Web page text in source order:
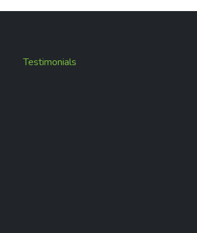
Testimonials